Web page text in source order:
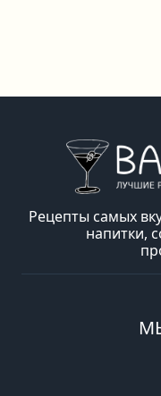
Рецепты самых
напитки,